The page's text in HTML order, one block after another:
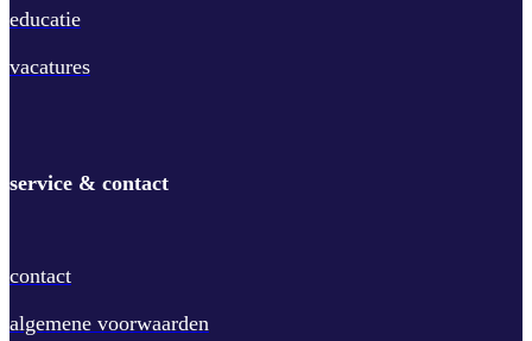
educatie
vacatures
service & contact
contact
algemene voorwaarden